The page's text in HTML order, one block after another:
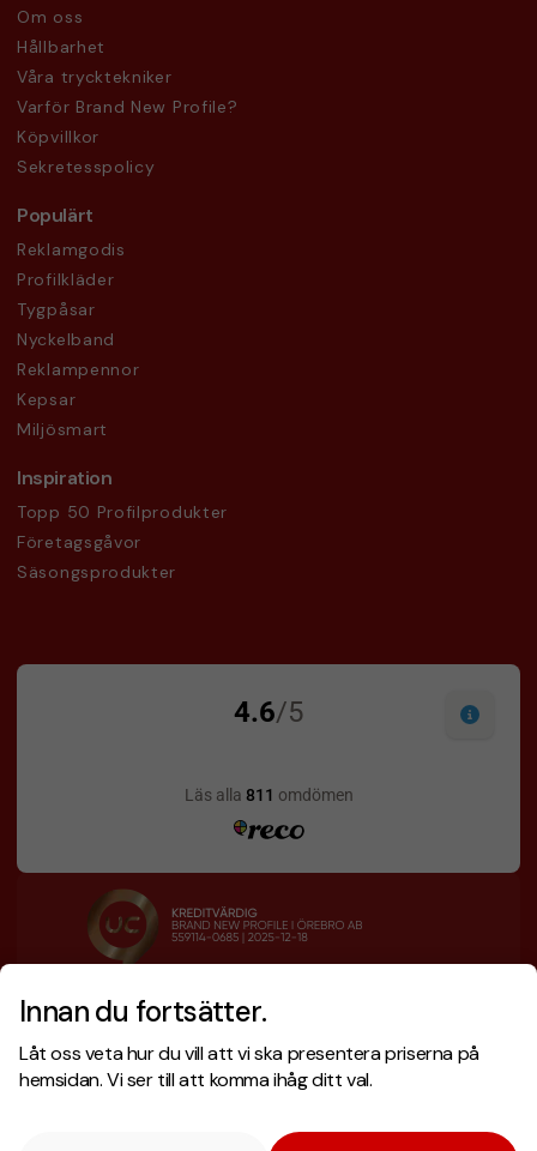
Innan du fortsätter.
Låt oss veta hur du vill att vi ska presentera priserna på
hemsidan. Vi ser till att komma ihåg ditt val.
Om oss
Hållbarhet
Våra trycktekniker
Varför Brand New Profile?
Köpvillkor
Sekretesspolicy
Populärt
Reklamgodis
Profilkläder
Tygpåsar
Nyckelband
Reklampennor
Kepsar
Miljösmart
Inspiration
Topp 50 Profilprodukter
Företagsgåvor
Säsongsprodukter
Designskiss inom 1 h
Fri offert
Snabb leverans